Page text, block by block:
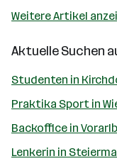
Weitere Artikel
Aktuelle Suchen
Studenten in
Praktika Sport in
Backoffice in
Lenkerin in